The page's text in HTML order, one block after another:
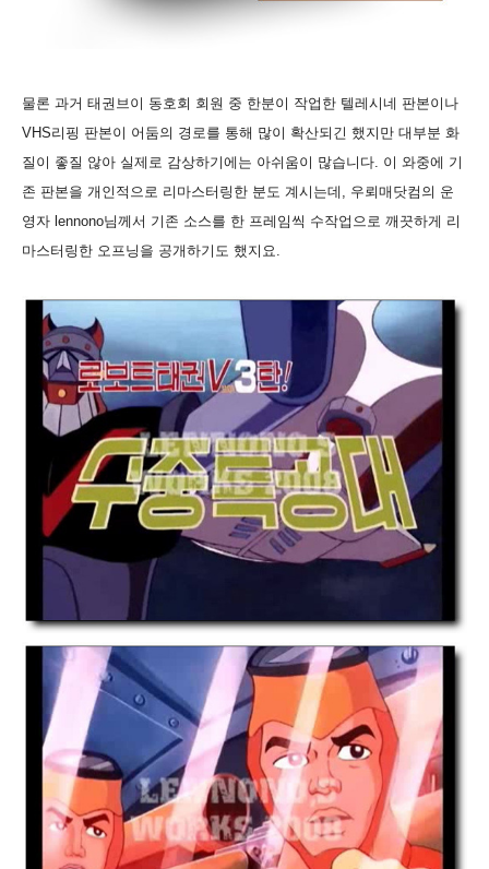
물론 과거 태권브이 동호회 회원 중 한분이 작업한 텔레시네 판본이나
VHS리핑 판본이 어둠의 경로를 통해 많이 확산되긴 했지만 대부분 화
질이 좋질 않아 실제로 감상하기에는 아쉬움이 많습니다. 이 와중에 기
존 판본을 개인적으로 리마스터링한 분도 계시는데, 우뢰매닷컴의 운
영자 lennono님께서 기존 소스를 한 프레임씩 수작업으로 깨끗하게 리
마스터링한 오프닝을 공개하기도 했지요.